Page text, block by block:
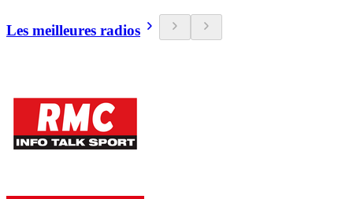
Les meilleures radios